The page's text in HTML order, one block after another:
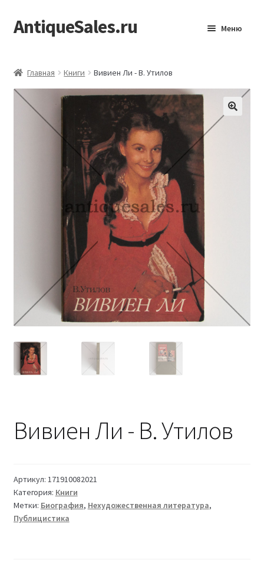
Перейти
к
Перейти
к
AntiqueSales.ru Меню
Главная Книги Вивиен Ли - В. Утилов
Вивиен Ли - В. Утилов
Артикул: 171910082021
Категория: Книги
Метки: Биография, Нехудожественная литература,
Публицистика